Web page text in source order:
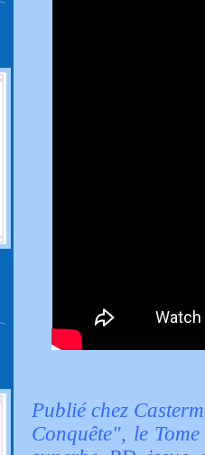
Publié chez
Conquête", le